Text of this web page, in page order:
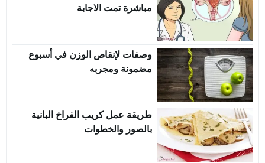
مباشرة تمت الاجابة
وصفات لإنقاص الوزن في أسبوع
مضمونة ومجربه
طريقة عمل كريب الفراخ البانية
بالصور والخطوات